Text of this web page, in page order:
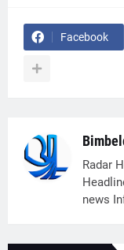
Facebook
Radar
news